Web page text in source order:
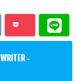
WRITER -